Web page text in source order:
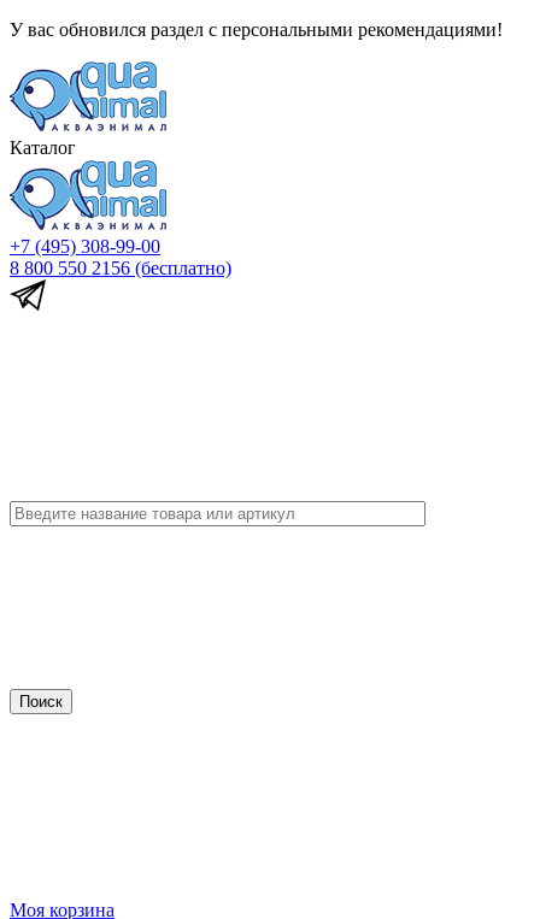
У вас обновился раздел с персональными рекомендациями!
Каталог
+7 (495) 308-99-00
8 800 550 2156 (бесплатно)
Моя корзина